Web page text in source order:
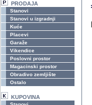
PRODAJA
Stanovi
Stanovi u izgradnji
Kuće
Placevi
Garaže
Vikendice
Poslovni prostor
Magacinski prostor
Obradivo zemljište
Ostalo
KUPOVINA